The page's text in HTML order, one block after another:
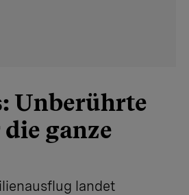
Unberührte
ganze
landet